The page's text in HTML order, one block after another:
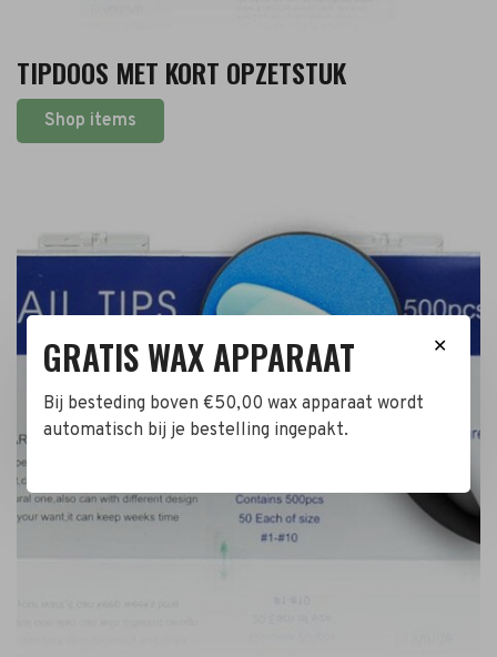
TIPDOOS MET KORT OPZETSTUK
Shop items
✕
GRATIS WAX APPARAAT
Bij besteding boven €50,00 wax apparaat wordt
automatisch bij je bestelling ingepakt.